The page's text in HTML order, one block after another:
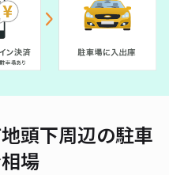
頭下周辺の駐車
場